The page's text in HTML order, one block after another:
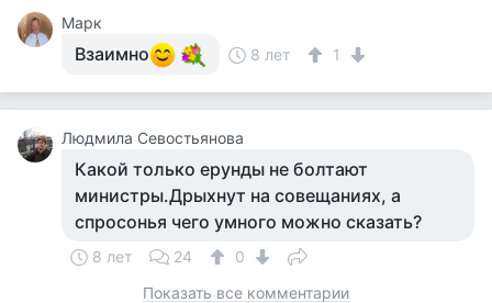
Марк
Взаимно 8 лет 1
Людмила Севостьянова
Какой только ерунды не болтают
министры.Дрыхнут на совещаниях, а
спросонья чего умного можно сказать?
8 лет 24
0
Показать все комментарии